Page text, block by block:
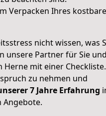
Verpacken Ihres
nicht wissen, was
unsere Partner für Sie
Herne mit einer Checkliste.
zu nehmen und
7 Jahre Erfahrung
Angebote.